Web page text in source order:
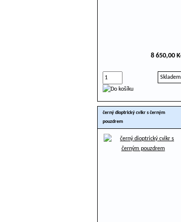
8 650,00
Skladem
černý dioptrický cvikr s černým
pouzdrem